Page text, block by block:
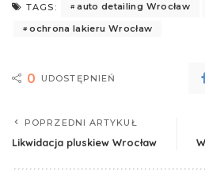
TAGS: auto detailing Wrocław
ochrona lakieru Wrocław
0 UDOSTĘPNIEŃ
POPRZEDNI ARTYKUŁ
Likwidacja pluskiew Wrocław